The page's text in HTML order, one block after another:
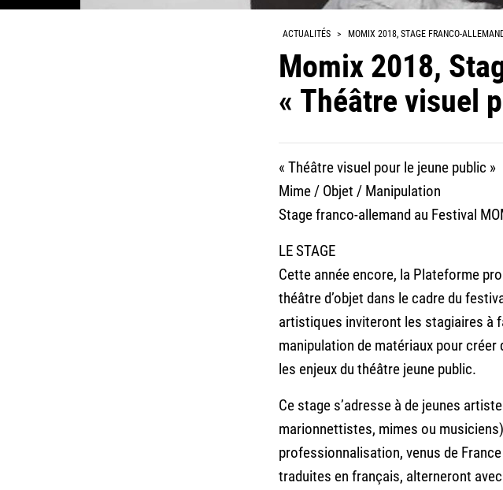
ACTUALITÉS > MOMIX 2018, STAGE FRANCO-
Momix 2018,
« Théâtre visuel
« Théâtre visuel pour le jeune public »
Mime / Objet / Manipulation
Stage franco-allemand au Festival
LE STAGE
Cette année encore, la Plateforme
théâtre d’objet dans le cadre du
artistiques inviteront les stagiaires à
manipulation de matériaux pour
les enjeux du théâtre jeune public.
Ce stage s’adresse à de jeunes
marionnettistes, mimes ou
professionnalisation, venus de
traduites en français, alterneront